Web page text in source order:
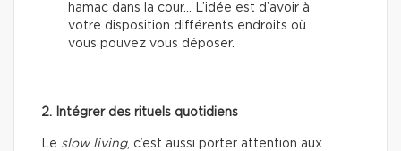
hamac dans la cour… L’idée est d’avoir à
votre disposition différents endroits où
vous pouvez vous déposer.
2. Intégrer des rituels quotidiens
Le slow living, c’est aussi porter attention aux